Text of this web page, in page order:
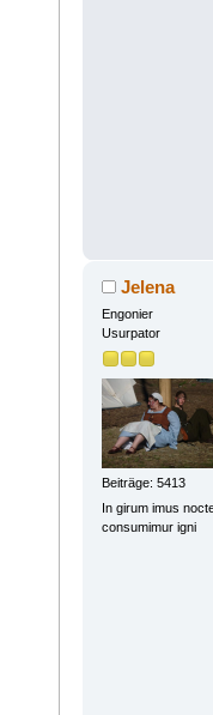
Jelena
Engonier
Usurpator
Beiträge: 5413
In girum imus
consumimur igni